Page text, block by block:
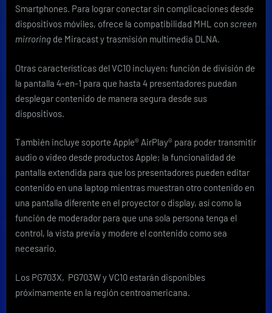
Smartphones. Para lograr conectar sin complicaciones desde
dispositivos móviles, ofrece la compatibilidad MHL con screen
mirroring de Miracast y trasmisión multimedia DLNA.
Otras características del VC10 incluyen: función de división de
la pantalla 4-en-1 para que hasta 4 presentadores puedan
desplegar contenido de manera segura desde sus
dispositivos.
También incluye soporte Apple® AirPlay® para poder transmitir
audio o video desde productos Apple; la funcionalidad de
pantalla extendida para que los presentadores pueden editar
contenido en una laptop mientras muestran otro contenido en
una pantalla diferente en el proyector o display, así como la
función de moderador para que una sola persona tenga el
control, la vista previa y modere el contenido como sea
necesario.
Los PG703X, PG703W y VC10 estarán disponibles
próximamente en la región centroamericana.